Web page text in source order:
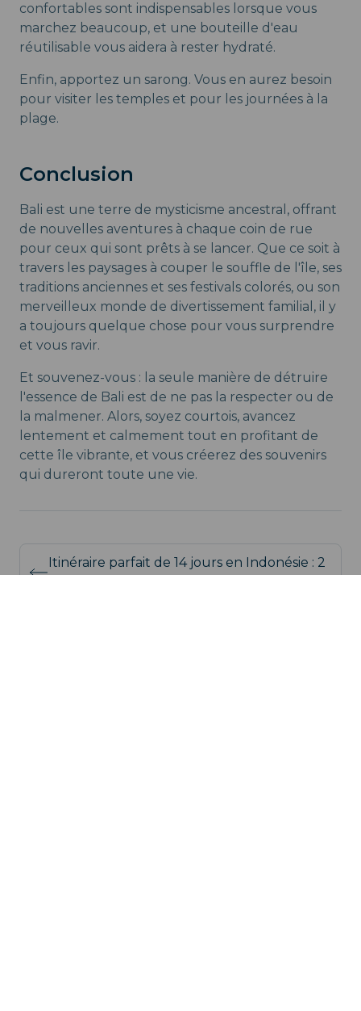
confortables sont indispensables lorsque vous
marchez beaucoup, et une bouteille d'eau
réutilisable vous aidera à rester hydraté.
Enfin, apportez un sarong. Vous en aurez besoin
pour visiter les temples et pour les journées à la
plage.
Conclusion
Bali est une terre de mysticisme ancestral, offrant
de nouvelles aventures à chaque coin de rue
pour ceux qui sont prêts à se lancer. Que ce soit à
travers les paysages à couper le souffle de l'île, ses
traditions anciennes et ses festivals colorés, ou son
merveilleux monde de divertissement familial, il y
a toujours quelque chose pour vous surprendre
et vous ravir.
Et souvenez-vous : la seule manière de détruire
l'essence de Bali est de ne pas la respecter ou de
la malmener. Alors, soyez courtois, avancez
lentement et calmement tout en profitant de
cette île vibrante, et vous créerez des souvenirs
qui dureront toute une vie.
Itinéraire parfait de 14 jours en Indonésie : 2